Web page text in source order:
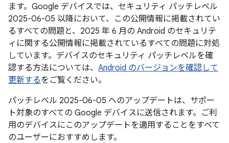
ます。Google デバイスでは、セキュリティ パッチレベル
2025-06-05 以降において、この公開情報に掲載されてい
るすべての問題と、2025 年 6 月の Android のセキュリテ
ィに関する公開情報に掲載されているすべての問題に対処
しています。デバイスのセキュリティ パッチレベルを確
認する方法については、 Android のバージョンを確認して
更新するをご覧ください。
パッチレベル 2025-06-05 へのアップデートは、サポー
ト対象のすべての Google デバイスに送信されます。ご利
用のデバイスにこのアップデートを適用することをすべて
のユーザーにおすすめします。